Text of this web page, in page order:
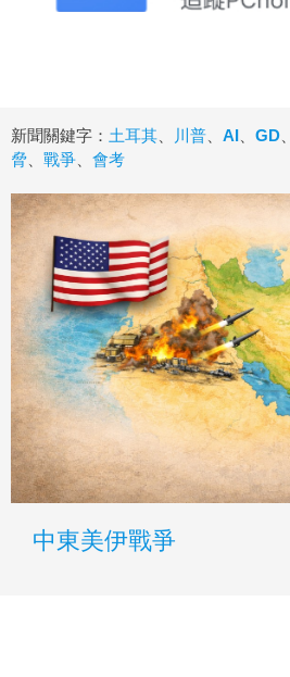
新聞關鍵字： 土耳其 川普 AI GD
脅
戰爭 會考
中東美伊戰爭